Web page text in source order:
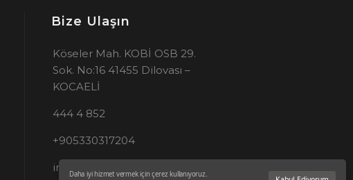
Bize Ulaşın
Köseler Mah. KOBİ OSB 29.
Sok. No:16 41455 Dilovası –
KOCAELİ
444 4 852
+905330317204
info@spazio-sws.com
Daha iyi hizmet vermek için çerez kullanıyoruz.